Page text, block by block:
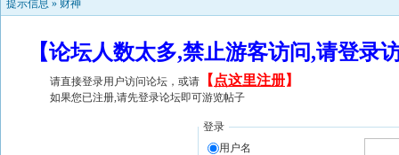
提示信息 » 财神
【论坛人数太多,禁止游客访问,请登
请直接登录用户访问论坛，或请 【 点这里注册】
如果您已注册,请先登录论坛即可游览帖子
登录
用户名